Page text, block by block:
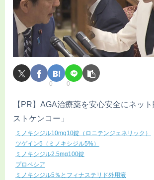
0 0
【PR】AGA治療薬を安心安全にネッ
ストケンコー」
ミノキシジル10mg10錠（ロニテンジェネリック）
ツゲイン5（ミノキシジル5%）
ミノキシジル2.5mg100錠
プロペシア
ミノキシジル5％とフィナステリド外用液